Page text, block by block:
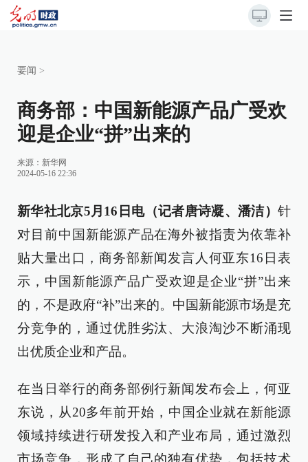
要闻 >
商务部：中国新能源产品广受欢
迎是企业“拼”出来的
来源： 新华网
2024-05-16 22:36
新华社北京5月16日电（记者唐诗凝、潘洁） 针
对目前中国新能源产品在海外被指责为依靠补
贴大量出口，商务部新闻发言人何亚东16日表
示，中国新能源产品广受欢迎是企业“拼”出来
的，不是政府“补”出来的。中国新能源市场是充
分竞争的，通过优胜劣汰、大浪淘沙不断涌现
出优质企业和产品。
在当日举行的商务部例行新闻发布会上，何亚
东说，从20多年前开始，中国企业就在新能源
领域持续进行研发投入和产业布局，通过激烈
市场竞争，形成了自己的独有优势，包括技术